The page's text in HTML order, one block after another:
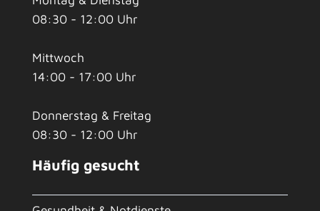
08:30 - 12:00 Uhr
Mittwoch
14:00 - 17:00 Uhr
Donnerstag & Freitag
08:30 - 12:00 Uhr
Häufig gesucht